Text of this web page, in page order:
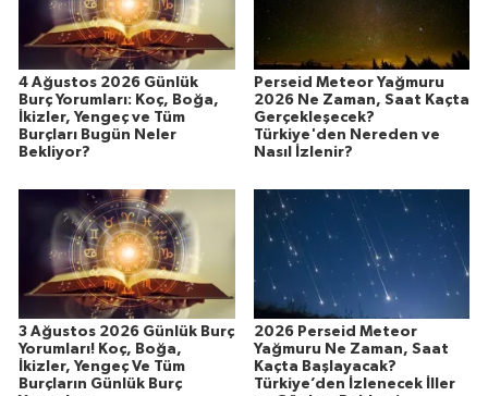
4 Ağustos 2026 Günlük
Burç Yorumları: Koç, Boğa,
İkizler, Yengeç ve Tüm
Burçları Bugün Neler
Bekliyor?
Perseid Meteor Yağmuru
2026 Ne Zaman, Saat Kaçta
Gerçekleşecek?
Türkiye'den Nereden ve
Nasıl İzlenir?
3 Ağustos 2026 Günlük Burç
Yorumları! Koç, Boğa,
İkizler, Yengeç Ve Tüm
Burçların Günlük Burç
2026 Perseid Meteor
Yağmuru Ne Zaman, Saat
Kaçta Başlayacak?
Türkiye’den İzlenecek İller